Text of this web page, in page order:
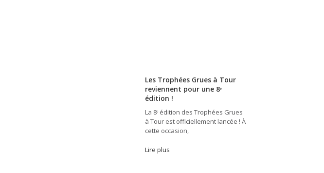
Les Trophées Grues à Tour
reviennent pour une 8ᵉ
édition !
La 8ᵉ édition des Trophées Grues
à Tour est officiellement lancée ! À
cette occasion,
Lire plus